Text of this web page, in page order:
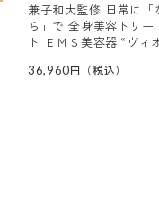
兼子和大監修 日常に「
ら」で 全身美容トリー
ト ＥＭＳ美容器 “ヴィ
36,960